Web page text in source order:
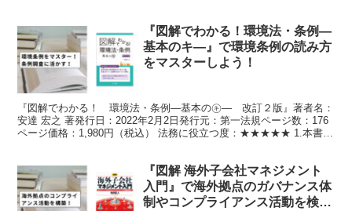
『図解でわかる！環境法・条例―
基本のキ―』で環境条例の読み方
をマスターしよう！
『図解でわかる！ 環境法・条例―基本の㋖― 改訂２版』著者名：
安達 宏之 著発行日：2022年2月2日発行元：第一法規ページ数：176
ページ価格：1,980円（税込） 法務に役立つ度：★★★★★ 1.本書の
『図解 海外子会社マネジメント
入門』で海外拠点のガバナンス体
制やコンプライアンス活動を検討